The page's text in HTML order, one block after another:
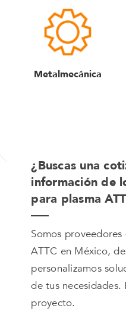
Metalmecánica
¿Buscas una
información de
para plasma
Somos
ATTC en México,
personalizamos
de tus
proyecto.